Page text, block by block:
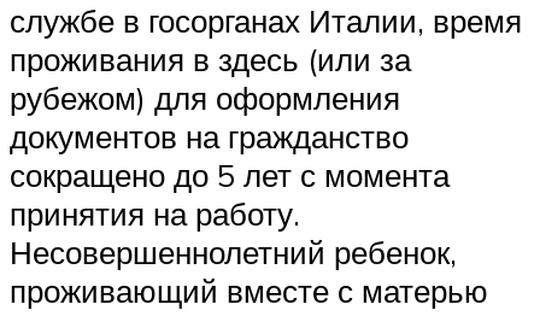
службе в госорганах Италии, время
проживания в здесь (или за
рубежом) для оформления
документов на гражданство
сокращено до 5 лет с момента
принятия на работу.
Несовершеннолетний ребенок,
проживающий вместе с матерью